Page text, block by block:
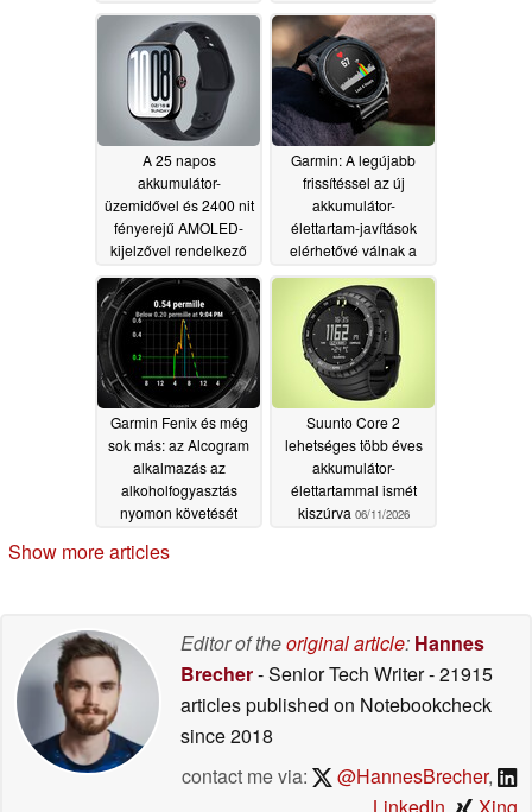
06/16/2026
A 25 napos
akkumulátor-
üzemidővel és 2400 nit
fényerejű AMOLED-
kijelzővel rendelkező
hamarosan megjelenik
Európában06/15/2026
Garmin: A legújabb
frissítéssel az új
akkumulátor-
élettartam-javítások
elérhetővé válnak a
okosórák számára
06/15/2026
Garmin Fenix és még
sok más: az Alcogram
alkalmazás az
alkoholfogyasztás
nyomon követését
06/13/2026
Suunto Core 2
lehetséges több éves
akkumulátor-
élettartammal ismét
kiszúrva 06/11/2026
Show more articles
Editor of theoriginal article: Hannes
Brecher- Senior Tech Writer- 21915
articles published on Notebookcheck
since 2018
contact me via:
@HannesBrecher,
LinkedIn
Xing